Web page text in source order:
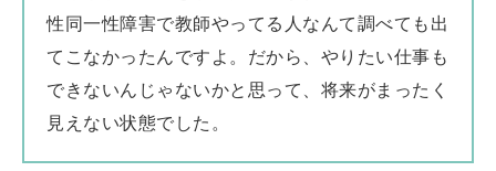
性同一性障害で教師やってる人なんて調べても出
てこなかったんですよ。だから、やりたい仕事も
できないんじゃないかと思って、将来がまったく
見えない状態でした。